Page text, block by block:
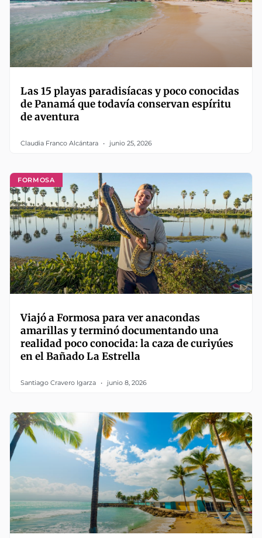
Las 15 playas paradisíacas y poco conocidas
de Panamá que todavía conservan espíritu
de aventura
Claudia Franco Alcántara junio 25, 2026
FORMOSA
Viajó a Formosa para ver anacondas
amarillas y terminó documentando una
realidad poco conocida: la caza de curiyúes
en el Bañado La Estrella
Santiago Cravero Igarza junio 8, 2026